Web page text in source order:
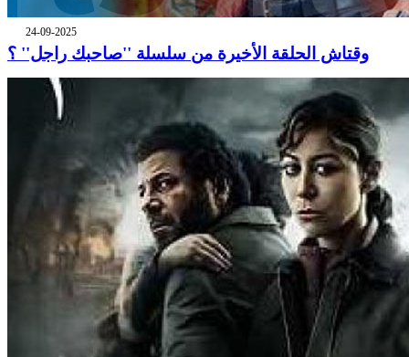
24-09-2025
وقتاش الحلقة الأخيرة من سلسلة ''صاحبك راجل'' ؟